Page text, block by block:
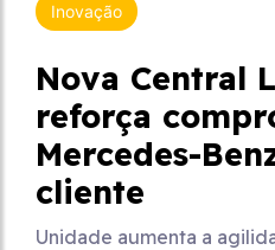
Inovação
Nova Central
reforça
Mercedes-
cliente
Unidade aumenta a